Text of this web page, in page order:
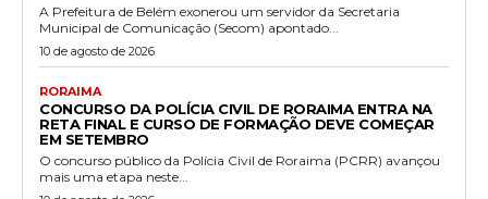
A Prefeitura de Belém exonerou um servidor da Secretaria
Municipal de Comunicação (Secom) apontado...
10 de agosto de 2026
RORAIMA
CONCURSO DA POLÍCIA CIVIL DE RORAIMA ENTRA NA
RETA FINAL E CURSO DE FORMAÇÃO DEVE COMEÇAR
EM SETEMBRO
O concurso público da Polícia Civil de Roraima (PCRR) avançou
mais uma etapa neste...